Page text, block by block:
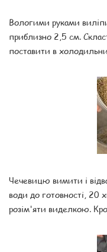
Вологими руками
приблизно 2,5 см.
поставити в
Чечевицю вимити і
води до готовності, 20
розім'яти виделкою.